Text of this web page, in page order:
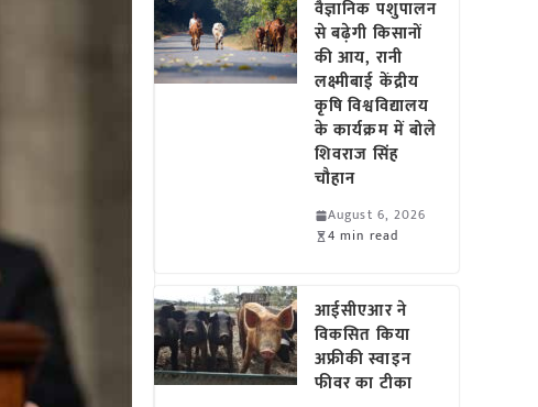
वैज्ञानिक पशुपालन
से बढ़ेगी किसानों
की आय, रानी
लक्ष्मीबाई केंद्रीय
कृषि विश्वविद्यालय
के कार्यक्रम में बोले
शिवराज सिंह
चौहान
August 6, 2026
4 min read
आईसीएआर ने
विकसित किया
अफ्रीकी स्वाइन
फीवर का टीका